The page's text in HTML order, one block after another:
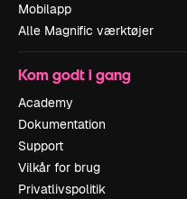
Mobilapp
Alle Magnific værktøjer
Kom godt i gang
Academy
Dokumentation
Support
Vilkår for brug
Privatlivspolitik